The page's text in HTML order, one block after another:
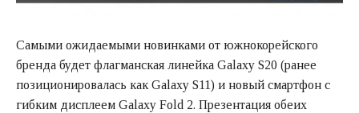
Самыми ожидаемыми новинками от южнокорейского
бренда будет флагманская линейка Galaxy S20 (ранее
позиционировалась как Galaxy S11) и новый смартфон с
гибким дисплеем Galaxy Fold 2. Презентация обеих